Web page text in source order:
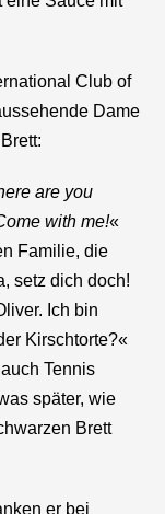
Club of
Dame
are you
with me!«
Familie, die
setz dich doch!
Ich bin
Kirschtorte?«
Tennis
später, wie
Brett
er bei